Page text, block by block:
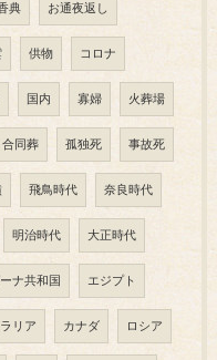
典 お通夜返し
供物 コロナ
国内 寡婦 火葬場
合同葬 孤独死 事故死
飛鳥時代 奈良時代
明治時代 大正時代
ナ共和国 エジプト
リア カナダ ロシア